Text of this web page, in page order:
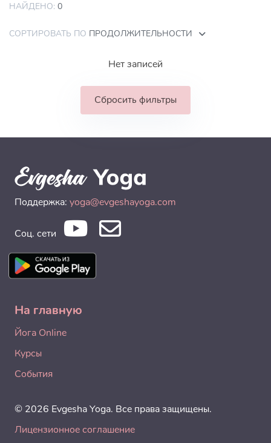
НАЙДЕНО: 0
СОРТИРОВАТЬ ПО ПРОДОЛЖИТЕЛЬНОСТИ
Нет записей
Сбросить фильтры
Поддержка: yoga@evgeshayoga.com
Соц. сети
На главную
Йога Online
Курсы
События
© 2026 Evgesha Yoga. Все права защищены.
Лицензионное соглашение